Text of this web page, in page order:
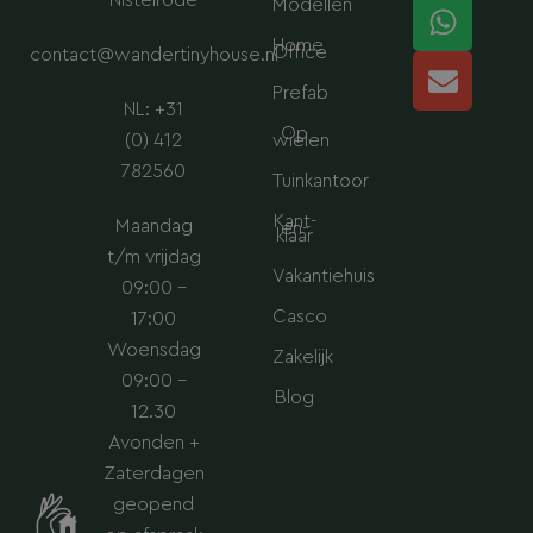
contact@wandertinyhouse.nl
NL: +31
(0) 412
782560
Maandag
t/m vrijdag
09:00 –
17:00
Woensdag
09:00 –
12.30
Avonden +
Zaterdagen
geopend
Modellen
Home
Office
Prefab
Op
wielen
Tuinkantoor
Kant-
en-
klaar
Vakantiehuis
Casco
Zakelijk
Blog
g
r
a
d
i
n
a
p
p
o
p
e